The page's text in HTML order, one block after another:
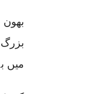
میں